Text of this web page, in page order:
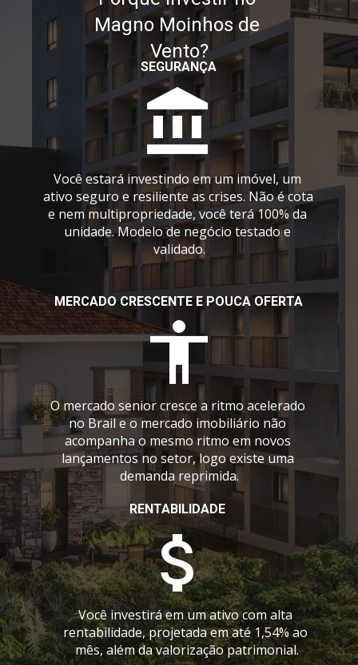
Magno Moinhos de
Vento?
SEGURANÇA
Você estará investindo em um imóvel, um
ativo seguro e resiliente as crises. Não é cota
e nem multipropriedade, você terá 100% da
unidade. Modelo de negócio testado e
validado.
MERCADO CRESCENTE E POUCA OFERTA
O mercado senior cresce a ritmo acelerado
no Brail e o mercado imobiliário não
acompanha o mesmo ritmo em novos
lançamentos no setor, logo existe uma
demanda reprimida.
RENTABILIDADE
Você investirá em um ativo com alta
rentabilidade, projetada em até 1,54% ao
mês, além da valorização patrimonial.